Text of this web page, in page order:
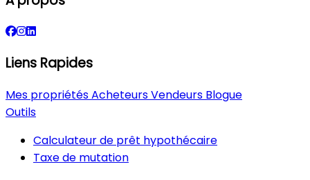
Liens Rapides
Mes propriétésAcheteursVendeurs Blogue
Outils
Calculateur de prêt hypothécaire
Taxe de mutation